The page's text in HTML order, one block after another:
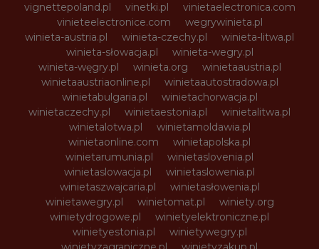
vignettepoland.pl
vinetki.pl
vinietaelectronica.com
vinieteelectronice.com
wegrywinieta.pl
winieta-austria.pl
winieta-czechy.pl
winieta-litwa.pl
winieta-słowacja.pl
winieta-wegry.pl
winieta-węgry.pl
winieta.org
winietaaustria.pl
winietaaustriaonline.pl
winietaautostradowa.pl
winietabulgaria.pl
winietachorwacja.pl
winietaczechy.pl
winietaestonia.pl
winietalitwa.pl
winietalotwa.pl
winietamoldawia.pl
winietaonline.com
winietapolska.pl
winietarumunia.pl
winietaslovenia.pl
winietaslowacja.pl
winietaslowenia.pl
winietaszwajcaria.pl
winietasłowenia.pl
winietawegry.pl
winietomat.pl
winiety.org
winietydrogowe.pl
winietyelektroniczne.pl
winietyestonia.pl
winietywegry.pl